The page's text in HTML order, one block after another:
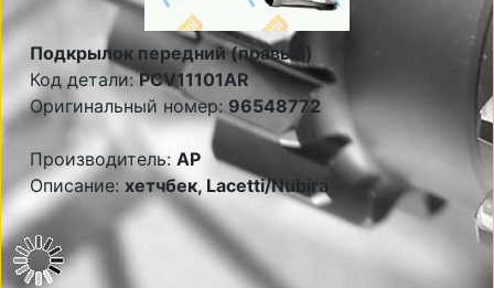
Подкрылок передний (правый)
Код детали:PCV11101AR
Оригинальный номер: 96548772
Производитель: AP
Описание: хетчбек, Lacetti/Nubira